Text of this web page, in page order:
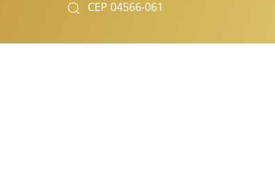
CEP 04566-061